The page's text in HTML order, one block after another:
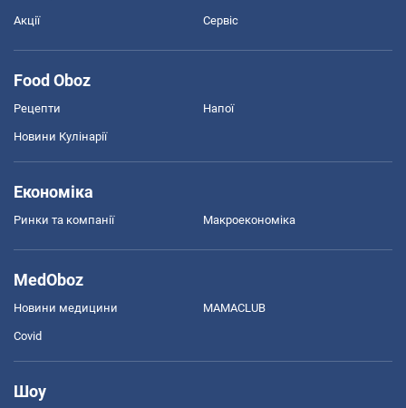
Акції Сервіс
Food Oboz
Рецепти Напої
Новини Кулінарії
Економіка
Ринки та компанії Макроекономіка
MedOboz
Новини медицини MAMACLUB
Covid
Шоу